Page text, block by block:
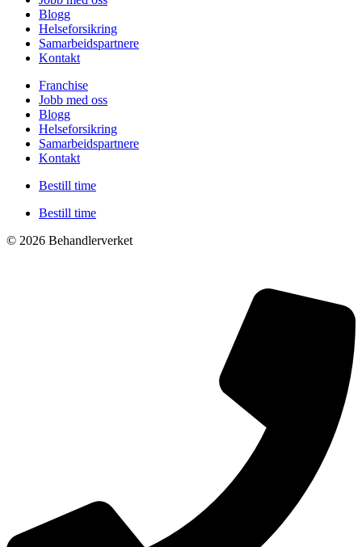
Blogg
Helseforsikring
Samarbeidspartnere
Kontakt
Franchise
Jobb med oss
Blogg
Helseforsikring
Samarbeidspartnere
Kontakt
Bestill time
Bestill time
© 2026 Behandlerverket